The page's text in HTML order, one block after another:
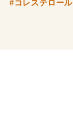
#コレステロール